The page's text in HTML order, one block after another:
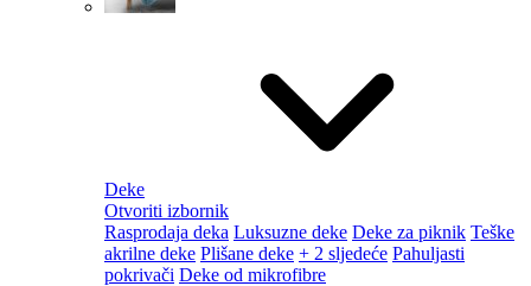
Deke
Otvoriti izbornik
Rasprodaja deka Luksuzne deke Deke za piknik Teške
akrilne deke Plišane deke + 2 sljedeće Pahuljasti
pokrivači Deke od mikrofibre